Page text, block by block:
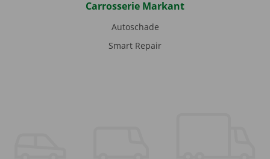
Carrosserie Markant
Autoschade
Smart Repair